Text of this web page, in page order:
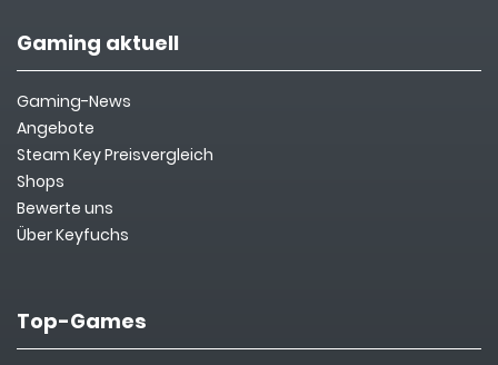
Gaming aktuell
Gaming-News
Angebote
Steam Key Preisvergleich
Shops
Bewerte uns
Über Keyfuchs
Top-Games